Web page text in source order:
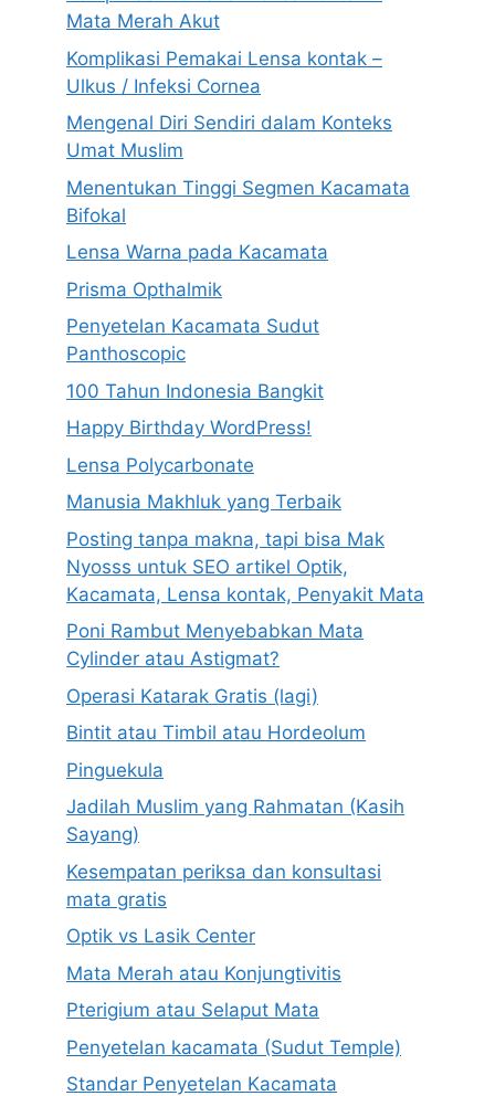
Mata Merah Akut
Komplikasi Pemakai Lensa kontak –
Ulkus / Infeksi Cornea
Mengenal Diri Sendiri dalam Konteks
Umat Muslim
Menentukan Tinggi Segmen Kacamata
Bifokal
Lensa Warna pada Kacamata
Prisma Opthalmik
Penyetelan Kacamata Sudut
Panthoscopic
100 Tahun Indonesia Bangkit
Happy Birthday WordPress!
Lensa Polycarbonate
Manusia Makhluk yang Terbaik
Posting tanpa makna, tapi bisa Mak
Nyosss untuk SEO artikel Optik,
Kacamata, Lensa kontak, Penyakit Mata
Poni Rambut Menyebabkan Mata
Cylinder atau Astigmat?
Operasi Katarak Gratis (lagi)
Bintit atau Timbil atau Hordeolum
Pinguekula
Jadilah Muslim yang Rahmatan (Kasih
Sayang)
Kesempatan periksa dan konsultasi
mata gratis
Optik vs Lasik Center
Mata Merah atau Konjungtivitis
Pterigium atau Selaput Mata
Penyetelan kacamata (Sudut Temple)
Standar Penyetelan Kacamata